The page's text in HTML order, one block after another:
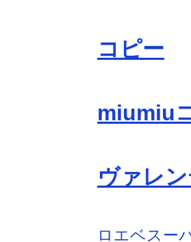
コピー
miumiu
ヴァレ
ロエベスー